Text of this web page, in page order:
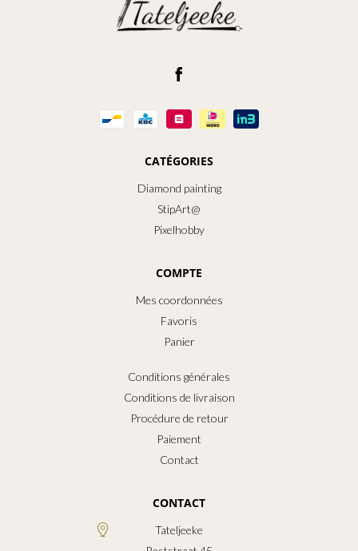
CATÉGORIES
Diamond painting
StipArt@
Pixelhobby
COMPTE
Mes coordonnées
Favoris
Panier
Conditions générales
Conditions de livraison
Procédure de retour
Paiement
Contact
CONTACT
Tateljeeke